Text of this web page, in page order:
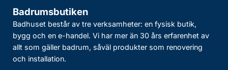
Badrumsbutiken
Badhuset består av tre verksamheter: en fysisk butik,
bygg och en e-handel. Vi har mer än 30 års erfarenhet av
allt som gäller badrum, såväl produkter som renovering
och installation.